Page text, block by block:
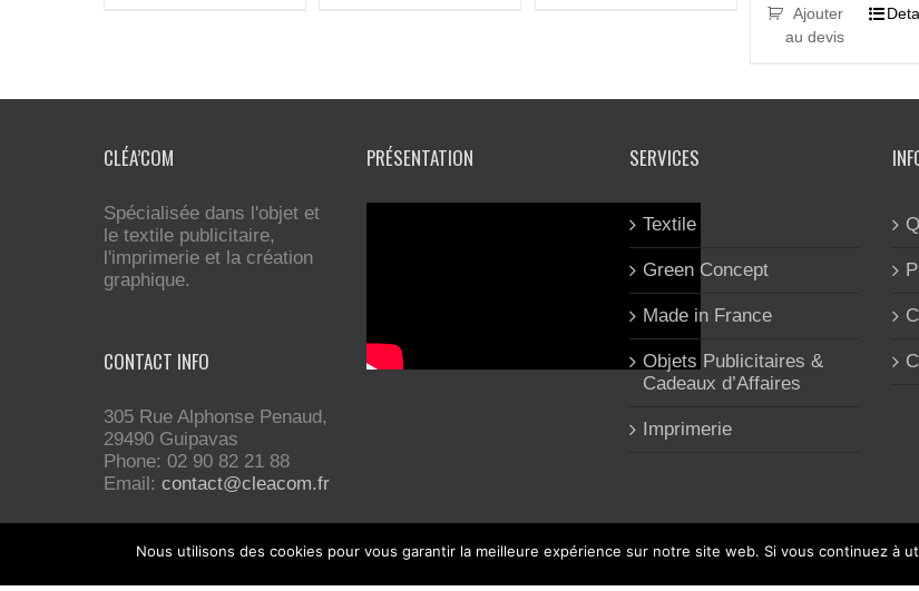
Ajouter
au devis
CLÉA’COM
Spécialisée dans l'objet et
le textile publicitaire,
l'imprimerie et la création
graphique.
CONTACT INFO
305 Rue Alphonse Penaud,
29490 Guipavas
Phone: 02 90 82 21 88
Email: contact@cleacom.fr
PRÉSENTATION SERVICES
Textile
Green Concept
Made in France
Objets Publicitaires &
Cadeaux d’Affaires
Imprimerie
Nous utilisons des cookies pour vous garantir la meilleure expérience sur notre site web. Si vous continuez à